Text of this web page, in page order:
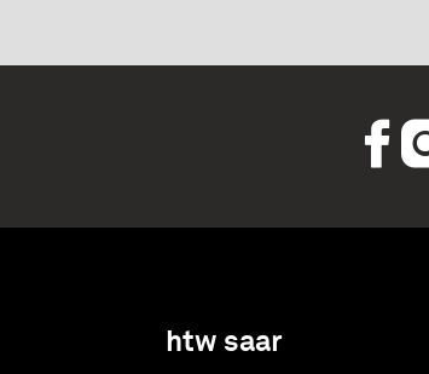
htw saar